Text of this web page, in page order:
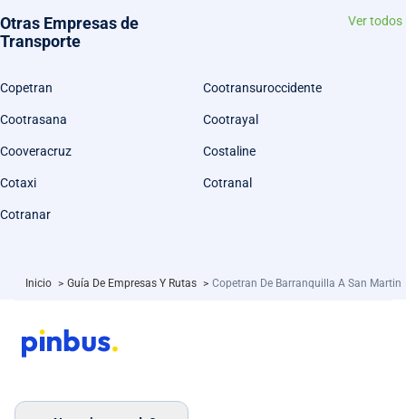
Otras Empresas de
Transporte
Ver todos
Copetran Cootransuroccidente
Cootrasana Cootrayal
Cooveracruz Costaline
Cotaxi Cotranal
Cotranar
Inicio > Guía De Empresas Y Rutas > Copetran De Barranquilla A San Martin